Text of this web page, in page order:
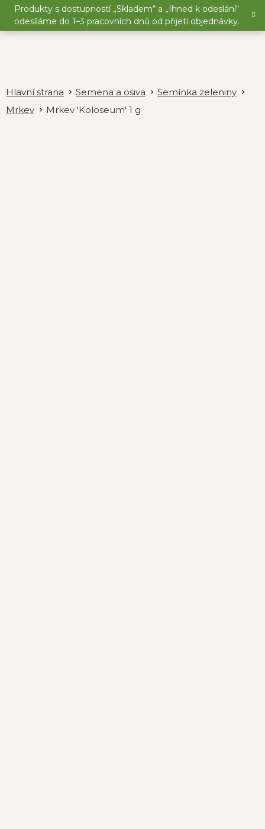
Přejít
obsah
Produkty s dostupností „Skladem“ a „Ihned k odeslání“
odesíláme do 1–3 pracovních dnů od přijetí objednávky.
Semena a osiva
Semínka zeleniny
Mrkev
Mrkev 'Koloseum' 1 g